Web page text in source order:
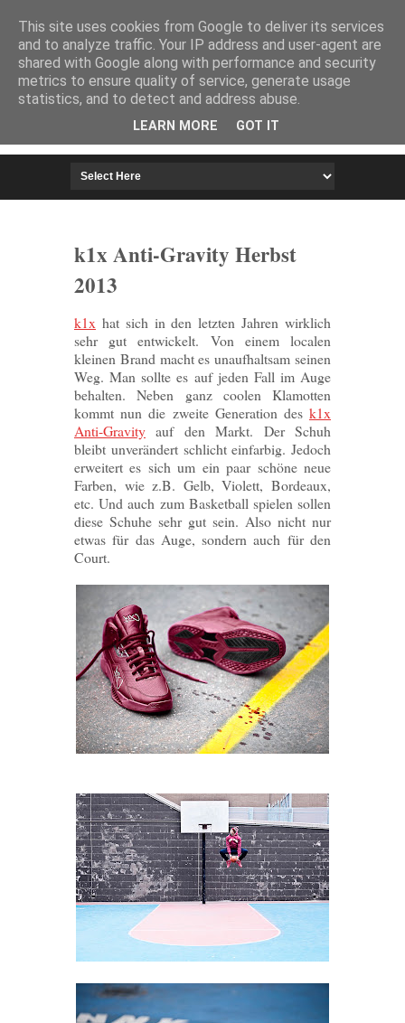
HOME IMPRESSUM
k1x Anti-Gravity Herbst
2013
k1x hat sich in den letzten Jahren wirklich
sehr gut entwickelt. Von einem localen
kleinen Brand macht es unaufhaltsam seinen
Weg. Man sollte es auf jeden Fall im Auge
behalten. Neben ganz coolen Klamotten
kommt nun die zweite Generation des k1x
Anti-Gravity auf den Markt. Der Schuh
bleibt unverändert schlicht einfarbig. Jedoch
erweitert es sich um ein paar schöne neue
Farben, wie z.B. Gelb, Violett, Bordeaux,
etc. Und auch zum Basketball spielen sollen
diese Schuhe sehr gut sein. Also nicht nur
etwas für das Auge, sondern auch für den
Court.
This site uses cookies from Google to deliver its services
and to analyze traffic. Your IP address and user-agent are
shared with Google along with performance and security
metrics to ensure quality of service, generate usage
statistics, and to detect and address abuse.
LEARN MORE GOT IT